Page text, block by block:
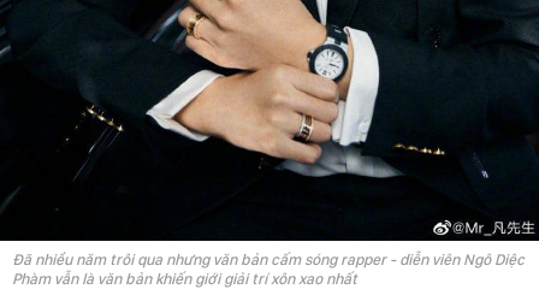
Đã nhiều năm trôi qua nhưng văn bản cấm sóng rapper - diễn viên Ngô Diệc
Phàm vẫn là văn bản khiến giới giải trí xôn xao nhất